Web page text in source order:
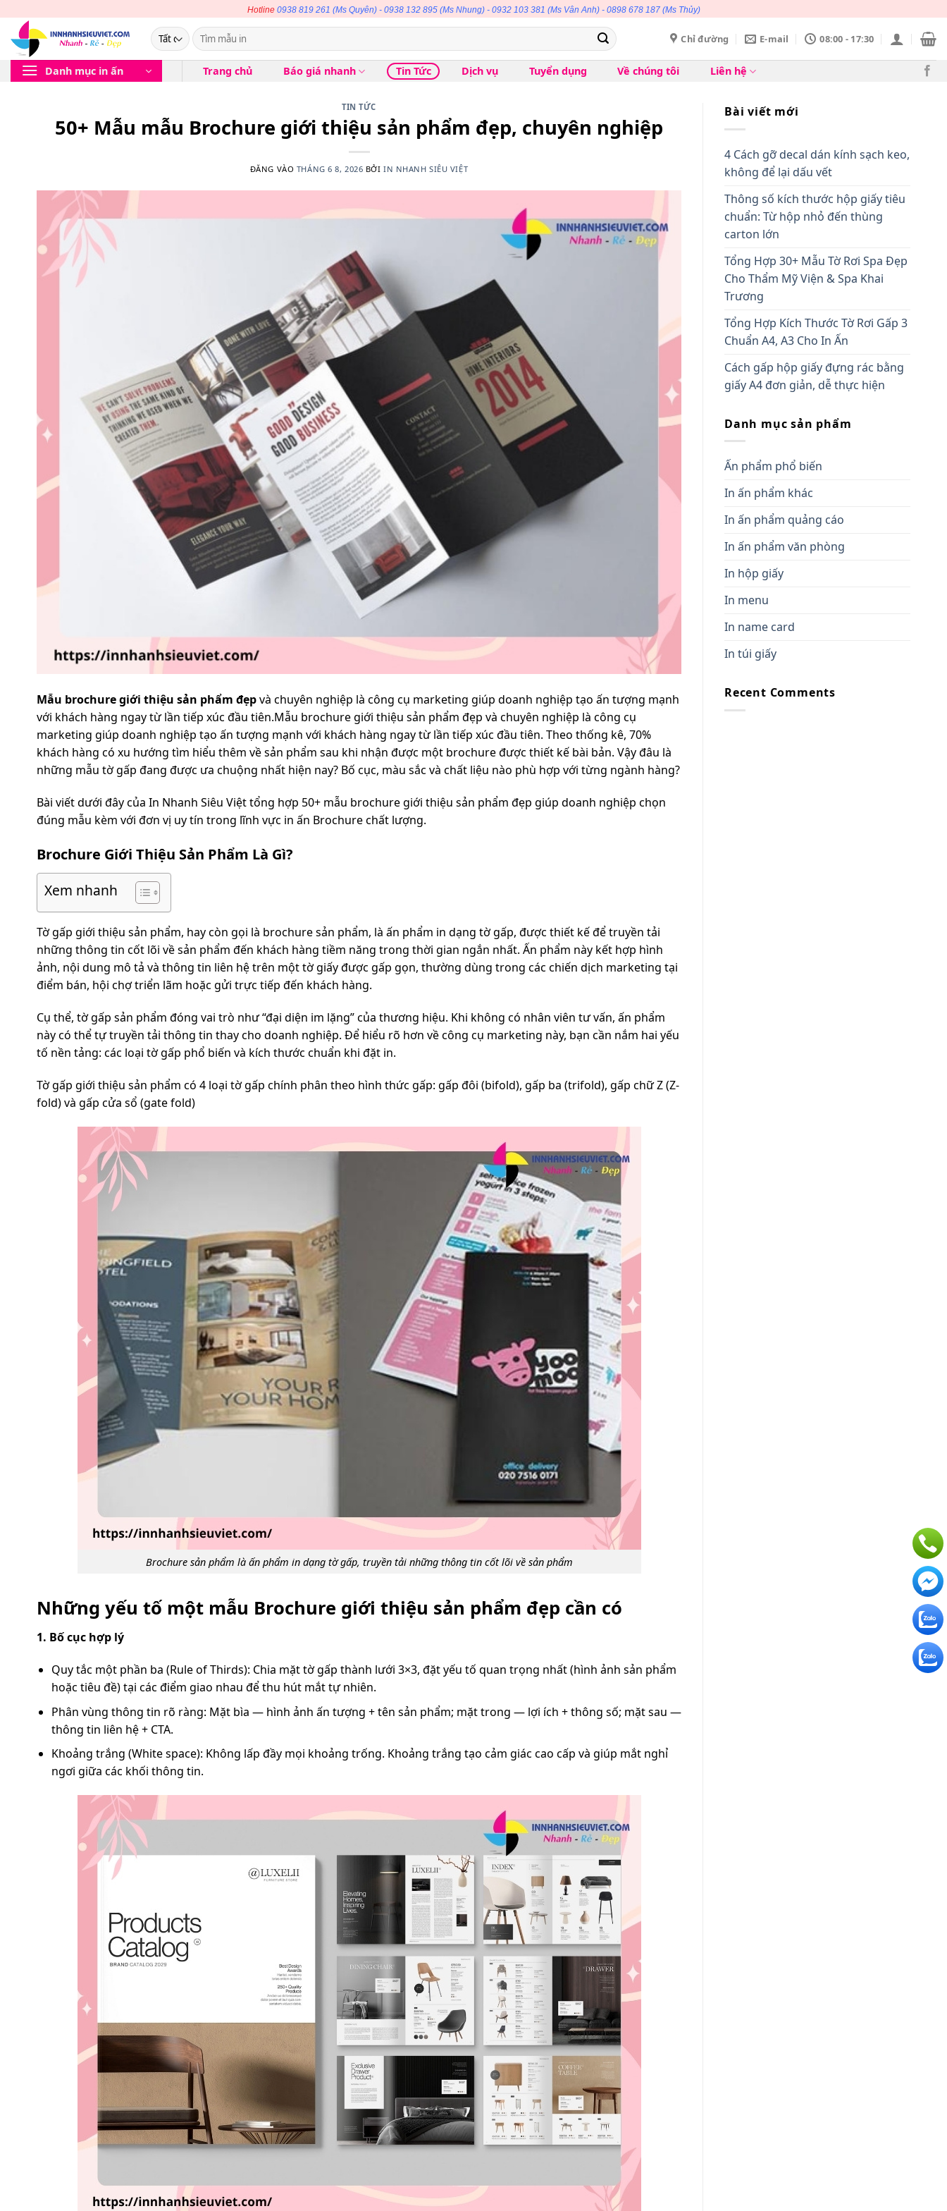
nội
dung
Hotline 0938 819 261 (Ms Quyên) - 0938 132 895(Ms Nhung) - 0932 103 381 (Ms Vân Anh) - 0898 678 187(Ms Thủy)
Tìm
kiếm:
Chỉ đường E-mail 08:00 - 17:30
Danh mục in ấn Trang chủ Báo giá nhanh Tin Tức Dịch vụ Tuyển dụng Về chúng tôi Liên hệ
TIN TỨC
50+ Mẫu mẫu Brochure giới thiệu sản phẩm đẹp, chuyên nghiệp
ĐĂNG VÀO THÁNG 6 8, 2026 BỞIIN NHANH SIÊU VIỆT
Mẫu brochure giới thiệu sản phẩm đẹpvà chuyên nghiệp là công cụ marketing giúp doanh nghiệp tạo ấn tượng mạnh
với khách hàng ngay từ lần tiếp xúc đầu tiên.Mẫu brochure giới thiệu sản phẩm đẹp và chuyên nghiệp là công cụ
marketing giúp doanh nghiệp tạo ấn tượng mạnh với khách hàng ngay từ lần tiếp xúc đầu tiên. Theo thống kê, 70%
khách hàng có xu hướng tìm hiểu thêm về sản phẩm sau khi nhận được một brochure được thiết kế bài bản. Vậy đâu là
những mẫu tờ gấp đang được ưa chuộng nhất hiện nay? Bố cục, màu sắc và chất liệu nào phù hợp với từng ngành hàng?
Bài viết dưới đây của In Nhanh Siêu Việt tổng hợp 50+ mẫu brochure giới thiệu sản phẩm đẹp giúp doanh nghiệp chọn
đúng mẫu kèm với đơn vị uy tín trong lĩnh vực in ấn Brochure chất lượng.
Brochure Giới Thiệu Sản Phẩm Là Gì?
Xem nhanh
Tờ gấp giới thiệu sản phẩm, hay còn gọi là brochure sản phẩm, là ấn phẩm in dạng tờ gấp, được thiết kế để truyền tải
những thông tin cốt lõi về sản phẩm đến khách hàng tiềm năng trong thời gian ngắn nhất. Ấn phẩm này kết hợp hình
ảnh, nội dung mô tả và thông tin liên hệ trên một tờ giấy được gấp gọn, thường dùng trong các chiến dịch marketing tại
điểm bán, hội chợ triển lãm hoặc gửi trực tiếp đến khách hàng.
Cụ thể, tờ gấp sản phẩm đóng vai trò như “đại diện im lặng” của thương hiệu. Khi không có nhân viên tư vấn, ấn phẩm
này có thể tự truyền tải thông tin thay cho doanh nghiệp. Để hiểu rõ hơn về công cụ marketing này, bạn cần nắm hai yếu
tố nền tảng: các loại tờ gấp phổ biến và kích thước chuẩn khi đặt in.
Tờ gấp giới thiệu sản phẩm có 4 loại tờ gấp chính phân theo hình thức gấp: gấp đôi (bifold), gấp ba (trifold), gấp chữ Z (Z-
fold) và gấp cửa sổ (gate fold)
Brochure sản phẩm là ấn phẩm in dạng tờ gấp, truyền tải những thông tin cốt lõi về sản phẩm
Những yếu tố một mẫu Brochure giới thiệu sản phẩm đẹp cần có
1. Bố cục hợp lý
Quy tắc một phần ba (Rule of Thirds): Chia mặt tờ gấp thành lưới 3×3, đặt yếu tố quan trọng nhất (hình ảnh sản phẩm
hoặc tiêu đề) tại các điểm giao nhau để thu hút mắt tự nhiên.
Phân vùng thông tin rõ ràng: Mặt bìa — hình ảnh ấn tượng + tên sản phẩm; mặt trong — lợi ích + thông số; mặt sau —
thông tin liên hệ + CTA.
Khoảng trắng (White space): Không lấp đầy mọi khoảng trống. Khoảng trắng tạo cảm giác cao cấp và giúp mắt nghỉ
ngơi giữa các khối thông tin.
Bài viết mới
4 Cách gỡ decal dán kính sạch keo,
không để lại dấu vết
Thông số kích thước hộp giấy tiêu
chuẩn: Từ hộp nhỏ đến thùng
carton lớn
Tổng Hợp 30+ Mẫu Tờ Rơi Spa Đẹp
Cho Thẩm Mỹ Viện & Spa Khai
Trương
Tổng Hợp Kích Thước Tờ Rơi Gấp 3
Chuẩn A4, A3 Cho In Ấn
Cách gấp hộp giấy đựng rác bằng
giấy A4 đơn giản, dễ thực hiện
Danh mục sản phẩm
Ấn phẩm phổ biến
In ấn phẩm khác
In ấn phẩm quảng cáo
In ấn phẩm văn phòng
In hộp giấy
In menu
In name card
In túi giấy
Recent Comments